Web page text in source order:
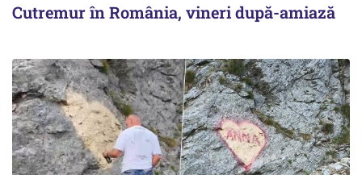
Cutremur în România, vineri după-amiază